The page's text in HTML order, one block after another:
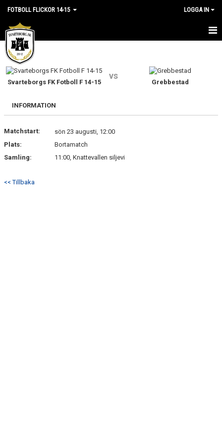
FOTBOLL FLICKOR 14-15 LOGGA IN
HEM
NYHETER
MATCHER
TRUPPEN
BILDGALLERI
DOKUMENT
Svarteborgs FK Fotboll F 14-15
vs
Grebbestad
INFORMATION
Matchstart:
sön 23 augusti, 12:00
Plats:
Bortamatch
Samling:
11:00, Knattevallen siljevi
<< Tillbaka